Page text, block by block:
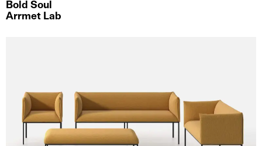
Bold Soul
Arrmet Lab